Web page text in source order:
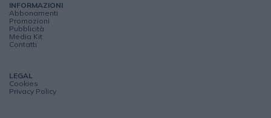
INFORMAZIONI
Abbonamenti
Promozioni
Pubblicità
Media Kit
Contatti
LEGAL
Cookies
Privacy Policy